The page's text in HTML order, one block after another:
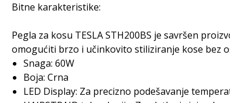
Bitne karakteristike:
Pegla za kosu TESLA STH200BS je savršen
omogućiti brzo i učinkovito stiliziranje kose bez
Snaga: 60W
Boja: Crna
LED Display: Za precizno podešavanje